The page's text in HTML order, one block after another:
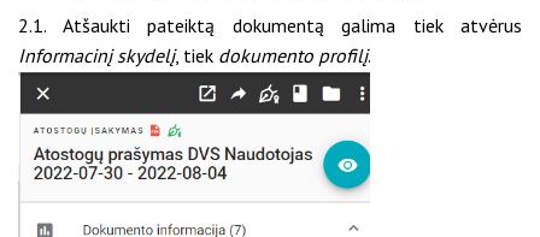
2.1. Atšaukti pateiktą dokumentą galima tiek atvėrus
Informacinį skydelį, tiek dokumento profilį.